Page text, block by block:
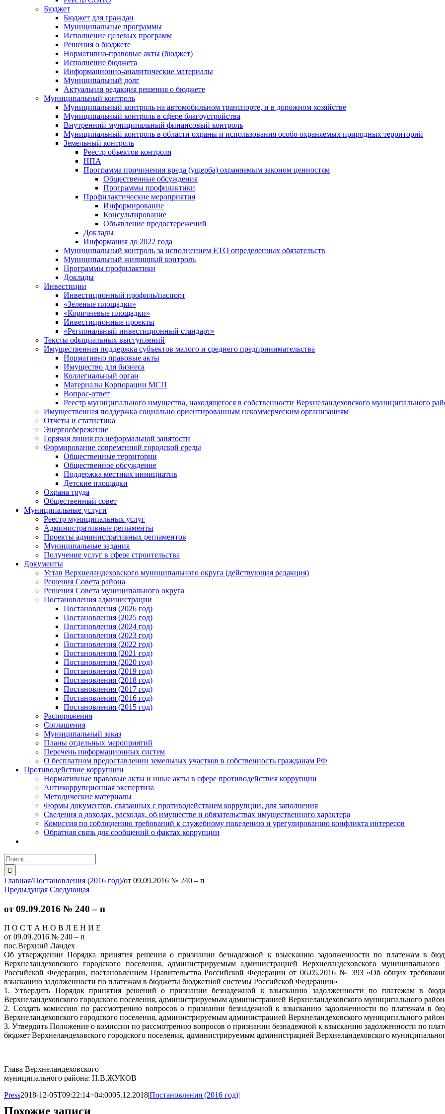
Бюджет
Бюджет для граждан
Муниципальные программы
Исполнение целевых программ
Решения о бюджете
Нормативно-правовые акты (бюджет)
Исполнение бюджета
Информационно-аналитические материалы
Муниципальный долг
Актуальная редакция решения о бюджете
Муниципальный контроль
Муниципальный контроль на автомобильном транспорте, и в дорожном хозяйстве
Муниципальный контроль в сфере благоустройства
Внутренний муниципальный финансовый контроль
Муниципальный контроль в области охраны и использования особо охраняемых природных территорий
Земельный контроль
Реестр объектов контроля
НПА
Программа причинения вреда (ущерба) охраняемым законом ценностям
Общественные обсуждения
Программы профилактики
Профилактические мероприятия
Информирование
Консультирование
Объявление предостережений
Доклады
Информация до 2022 года
Муниципальный контроль за исполнением ЕТО определенных обязательств
Муниципальный жилищный контроль
Программы профилактики
Доклады
Инвестиции
Инвестиционный профиль/паспорт
«Зеленые площадки»
«Коричневые площадки»
Инвестиционные проекты
«Региональный инвестиционный стандарт»
Тексты официальных выступлений
Имущественная поддержка субъектов малого и среднего предпринимательства
Нормативно правовые акты
Имущество для бизнеса
Коллегиальный орган
Материалы Корпорации МСП
Вопрос-ответ
Реестр муниципального имущества, находящегося в собственности Верхнеландеховского муниципального
Имущественная поддержка социально ориентированным некоммерческим организациям
Отчеты и статистика
Энергосбережение
Горячая линия по неформальной занятости
Формирование современной городской среды
Общественные территории
Общественное обсуждение
Поддержка местных иннициатив
Детские площадки
Охрана труда
Общественный совет
Муниципальные услуги
Реестр муниципальных услуг
Административные регламенты
Проекты административных регламентов
Муниципальные задания
Получение услуг в сфере строительства
Документы
Устав Верхнеландеховского муниципального округа (действующая редакция)
Решения Совета района
Решения Совета муниципального округа
Постановления администрации
Постановления (2026 год)
Постановления (2025 год)
Постановления (2024 год)
Постановления (2023 год)
Постановления (2022 год)
Постановления (2021 год)
Постановления (2020 год)
Постановления (2019 год)
Постановления (2018 год)
Постановления (2017 год)
Постановления (2016 год)
Постановления (2015 год)
Распоряжения
Соглашения
Муниципальный заказ
Планы отдельных мероприятий
Перечень информационных систем
О бесплатном предоставлении земельных участков в собственность гражданам РФ
Противодействие коррупции
Нормативные правовые акты и иные акты в сфере противодействия коррупции
Антикоррупционная экспертиза
Методические материалы
Формы документов, связанных с противодействием коррупции, для заполнения
Сведения о доходах, расходах, об имуществе и обязательствах имущественного характера
Комиссия по соблюдению требований к служебному поведению и урегулированию конфликта интересов
Обратная связь для сообщений о фактах коррупции
Результат
поиска:
Главная/Постановления (2016 год)/от 09.09.2016 № 240 – п
Предыдущая Следующая
от 09.09.2016 № 240 – п
П О С Т А Н О В Л Е Н И Е
от 09.09.2016 № 240 – п
пос.Верхний Ландех
Об утверждении Порядка принятия решения о признании безнадежной к взысканию задолженности по платежам в
Верхнеландеховского городского поселения, администрируемым администрацией Верхнеландеховского муниципального
Российской Федерации, постановлением Правительства Российской Федерации от 06.05.2016 № 393 «Об общих
взысканию задолженности по платежам в бюджеты бюджетной системы Российской Федерации»
1. Утвердить Порядок принятия решений о признании безнадежной к взысканию задолженности по платежам в
Верхнеландеховского городского поселения, администрируемым администрацией Верхнеландеховского муниципального
2. Создать комиссию по рассмотрению вопросов о признании безнадежной к взысканию задолженности по платежам в
Верхнеландеховского городского поселения, администрируемым администрацией Верхнеландеховского муниципального
3. Утвердить Положение о комиссии по рассмотрению вопросов о признании безнадежной к взысканию задолженности по
бюджет Верхнеландеховского городского поселения, администрируемым администрацией Верхнеландеховского
Глава Верхнеландеховского
муниципального района: Н.В.ЖУКОВ
Press2018-12-05T09:22:14+04:0005.12.2018|Постановления (2016 год)|
Похожие записи